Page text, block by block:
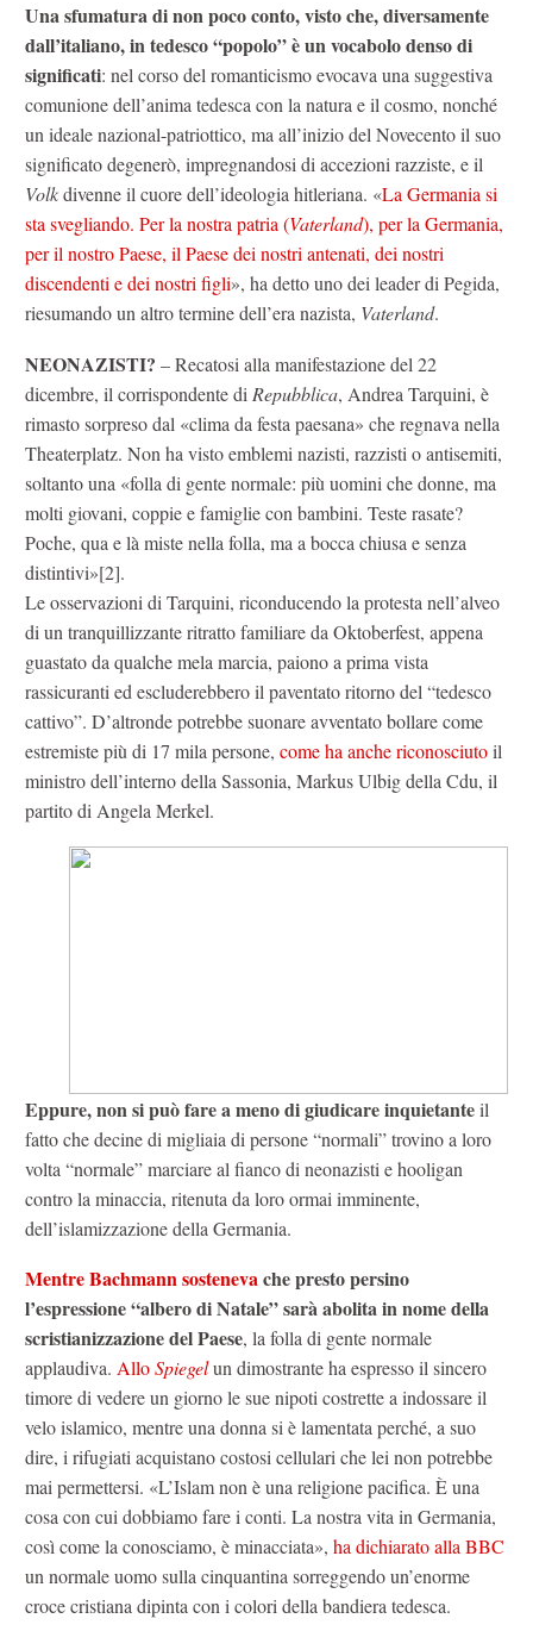
Una sfumatura di non poco conto, visto che, diversamente
dall’italiano, in tedesco “popolo” è un vocabolo denso di
significati: nel corso del romanticismo evocava una suggestiva
comunione dell’anima tedesca con la natura e il cosmo, nonché
un ideale nazional-patriottico, ma all’inizio del Novecento il suo
significato degenerò, impregnandosi di accezioni razziste, e il
Volkdivenne il cuore dell’ideologia hitleriana. «La Germania si
sta svegliando. Per la nostra patria (Vaterland), per la Germania,
per il nostro Paese, il Paese dei nostri antenati, dei nostri
discendenti e dei nostri figli», ha detto uno dei leader di Pegida,
riesumando un altro termine dell’era nazista, Vaterland.
NEONAZISTI? – Recatosi alla manifestazione del 22
dicembre, il corrispondente di Repubblica, Andrea Tarquini, è
rimasto sorpreso dal «clima da festa paesana» che regnava nella
Theaterplatz. Non ha visto emblemi nazisti, razzisti o antisemiti,
soltanto una «folla di gente normale: più uomini che donne, ma
molti giovani, coppie e famiglie con bambini. Teste rasate?
Poche, qua e là miste nella folla, ma a bocca chiusa e senza
distintivi»[2].
Le osservazioni di Tarquini, riconducendo la protesta nell’alveo
di un tranquillizzante ritratto familiare da Oktoberfest, appena
guastato da qualche mela marcia, paiono a prima vista
rassicuranti ed escluderebbero il paventato ritorno del “tedesco
cattivo”. D’altronde potrebbe suonare avventato bollare come
estremiste più di 17 mila persone, come ha anche riconosciutoil
ministro dell’interno della Sassonia, Markus Ulbig della Cdu, il
partito di Angela Merkel.
Eppure, non si può fare a meno di giudicare inquietanteil
fatto che decine di migliaia di persone “normali” trovino a loro
volta “normale” marciare al fianco di neonazisti e hooligan
contro la minaccia, ritenuta da loro ormai imminente,
dell’islamizzazione della Germania.
Mentre Bachmann sostenevache presto persino
l’espressione “albero di Natale” sarà abolita in nome della
scristianizzazione del Paese, la folla di gente normale
applaudiva. AlloSpiegelun dimostrante ha espresso il sincero
timore di vedere un giorno le sue nipoti costrette a indossare il
velo islamico, mentre una donna si è lamentata perché, a suo
dire, i rifugiati acquistano costosi cellulari che lei non potrebbe
mai permettersi. «L’Islam non è una religione pacifica. È una
cosa con cui dobbiamo fare i conti. La nostra vita in Germania,
così come la conosciamo, è minacciata», ha dichiarato alla BBC
un normale uomo sulla cinquantina sorreggendo un’enorme
croce cristiana dipinta con i colori della bandiera tedesca.